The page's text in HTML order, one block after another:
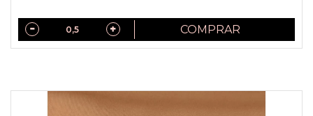
COMPRAR